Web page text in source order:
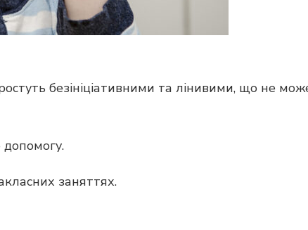
безініціативними та лінивими, що не
заняттях.